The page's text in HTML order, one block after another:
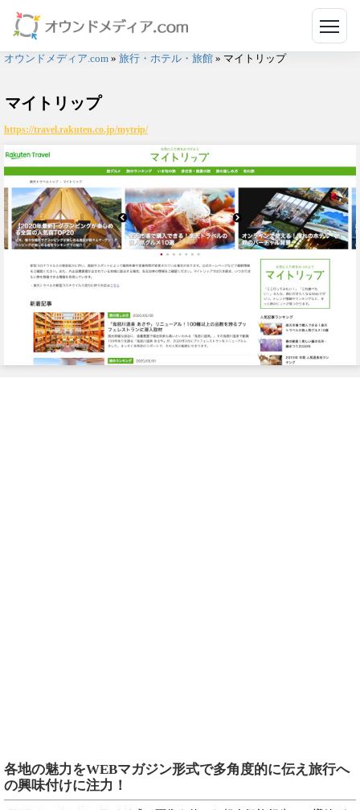
メニ
オウンドメディア.com » 旅行・ホテル・旅館 » マイトリップ
マイトリップ
https://travel.rakuten.co.jp/mytrip/
各地の魅力をWEBマガジン形式で多角度的に伝え旅行へ
の興味付けに注力！